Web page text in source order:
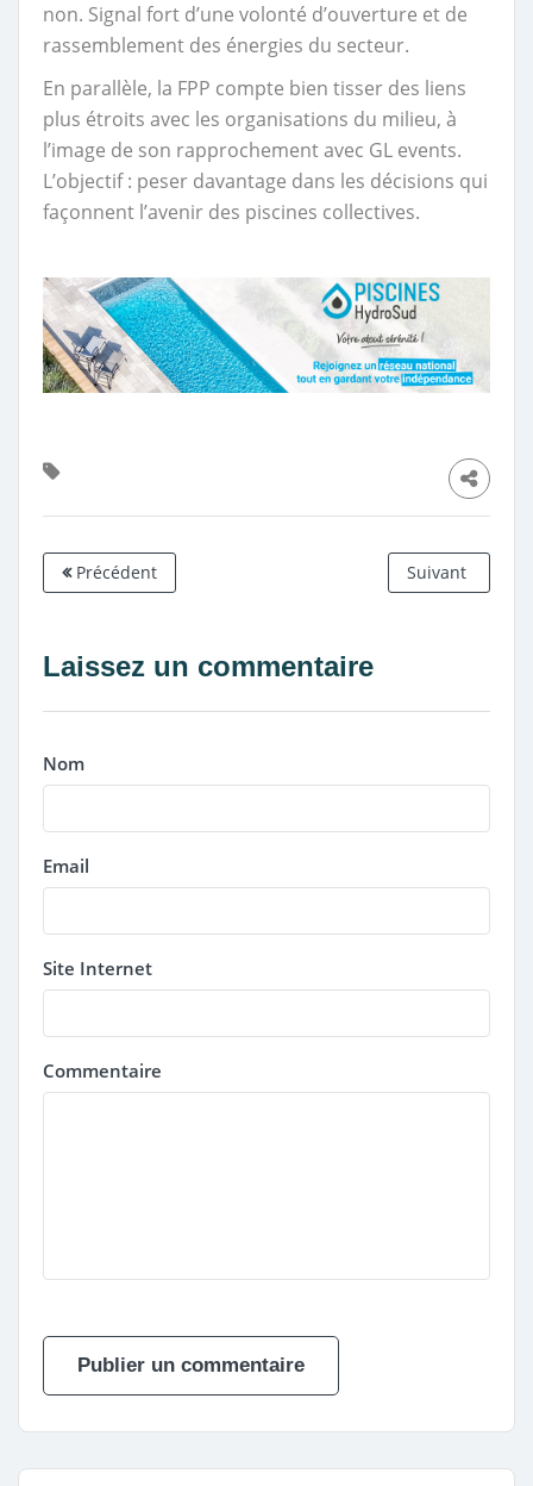
non. Signal fort d’une volonté d’ouverture et de
rassemblement des énergies du secteur.
En parallèle, la FPP compte bien tisser des liens
plus étroits avec les organisations du milieu, à
l’image de son rapprochement avec GL events.
L’objectif : peser davantage dans les décisions qui
façonnent l’avenir des piscines collectives.
Précédent Suivant
Laissez un commentaire
Nom
Email
Site Internet
Commentaire